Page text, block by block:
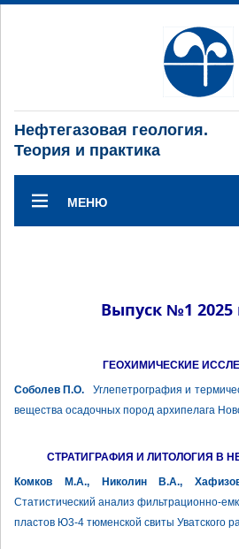
Нефтегазовая геология.
Теория и практика
МЕНЮ
Выпуск №1 2025
ГЕОХИМИЧЕСКИЕ
Соболев П.О. Углепетрография и
вещества осадочных пород архипелага
СТРАТИГРАФИЯ И ЛИТОЛОГИЯ В
Комков М.А., Николин В.А.,
Статистический анализ фильтрационно-
пластов Ю3-4 тюменской свиты Уватского